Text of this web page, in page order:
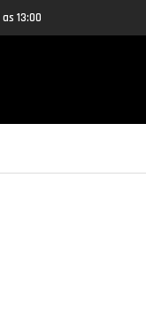
13:00